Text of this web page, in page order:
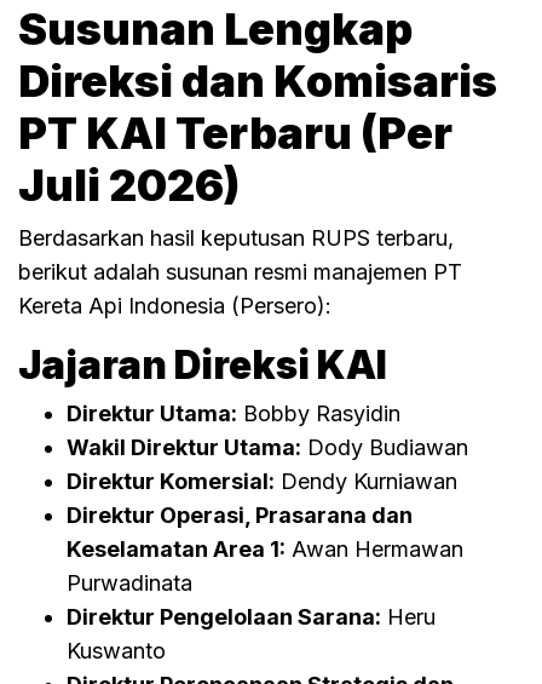
Susunan Lengkap
Direksi dan Komisaris
PT KAI Terbaru (Per
Juli 2026)
Berdasarkan hasil keputusan RUPS terbaru,
berikut adalah susunan resmi manajemen PT
Kereta Api Indonesia (Persero):
Jajaran Direksi KAI
Direktur Utama: Bobby Rasyidin
Wakil Direktur Utama: Dody Budiawan
Direktur Komersial: Dendy Kurniawan
Direktur Operasi, Prasarana dan
Keselamatan Area 1: Awan Hermawan
Purwadinata
Direktur Pengelolaan Sarana: Heru
Kuswanto